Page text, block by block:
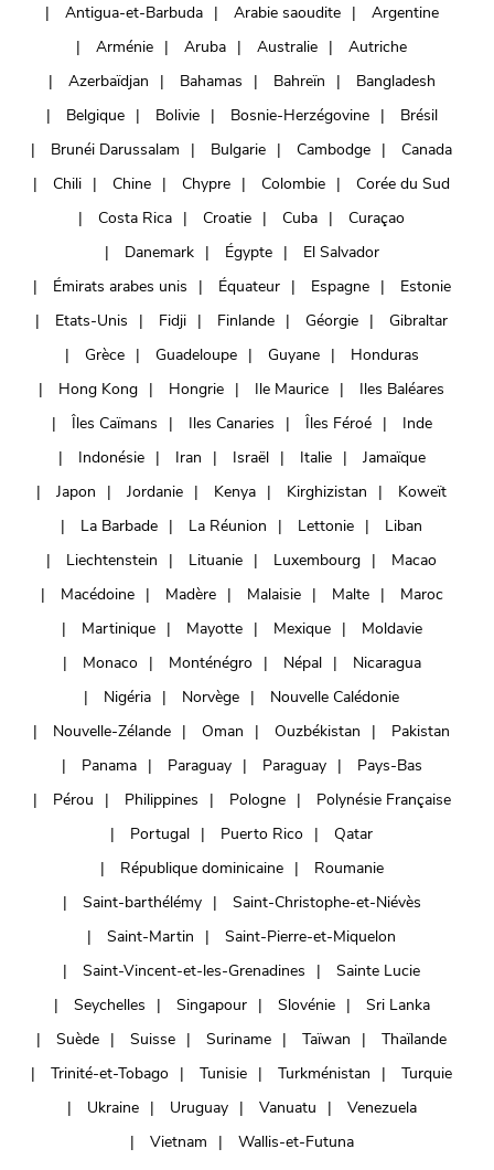
Antigua-et-Barbuda
Arabie saoudite
Argentine
Arménie
Aruba Australie
Autriche
Azerbaïdjan
Bahamas Bahreïn
Bangladesh
Belgique
Bolivie Bosnie-Herzégovine
Brésil
Brunéi Darussalam
Bulgarie Cambodge
Canada
Chili
Chine Chypre Colombie
Corée du Sud
Costa Rica
Croatie Cuba
Curaçao
Danemark
Égypte
El Salvador
Émirats arabes unis
Équateur Espagne
Estonie
Etats-Unis
Fidji Finlande Géorgie
Gibraltar
Grèce
Guadeloupe Guyane
Honduras
Hong Kong
Hongrie Ile Maurice
Iles Baléares
Îles Caïmans
Iles Canaries Îles Féroé
Inde
Indonésie
Iran Israël Italie
Jamaïque
Japon
Jordanie Kenya Kirghizistan
Koweït
La Barbade
La Réunion Lettonie
Liban
Liechtenstein
Lituanie Luxembourg
Macao
Macédoine
Madère Malaisie Malte
Maroc
Martinique
Mayotte Mexique
Moldavie
Monaco
Monténégro Népal
Nicaragua
Nigéria
Norvège
Nouvelle Calédonie
Nouvelle-Zélande
Oman Ouzbékistan
Pakistan
Panama
Paraguay Paraguay
Pays-Bas
Pérou
Philippines Pologne
Polynésie Française
Portugal
Puerto Rico
Qatar
République dominicaine
Roumanie
Saint-barthélémy
Saint-Christophe-et-Niévès
Saint-Martin
Saint-Pierre-et-Miquelon
Saint-Vincent-et-les-Grenadines
Sainte Lucie
Seychelles
Singapour Slovénie
Sri Lanka
Suède
Suisse Suriname Taïwan
Thaïlande
Trinité-et-Tobago
Tunisie Turkménistan
Turquie
Ukraine
Uruguay Vanuatu
Venezuela
Vietnam
Wallis-et-Futuna